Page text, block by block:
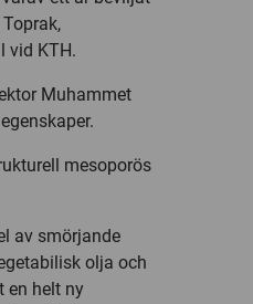
vid KTH.
Muhammet
mesoporös
av smörjande
olja och
en helt ny